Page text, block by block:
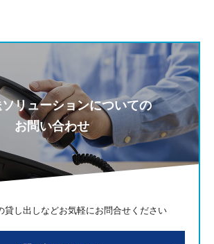
ソリューションについての
お問い合わせ
貸し出しなどお気軽にお問合せください